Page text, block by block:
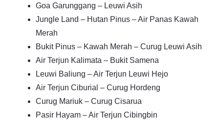
Goa Garunggang – Leuwi Asih
Jungle Land – Hutan Pinus – Air Panas Kawah
Merah
Bukit Pinus – Kawah Merah – Curug Leuwi Asih
Air Terjun Kalimata – Bukit Samena
Leuwi Baliung – Air Terjun Leuwi Hejo
Air Terjun Ciburial – Curug Hordeng
Curug Mariuk – Curug Cisarua
Pasir Hayam – Air Terjun Cibingbin